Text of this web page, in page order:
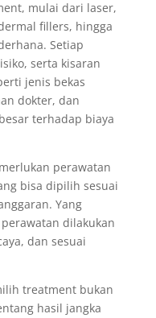
mulai dari laser,
fillers, hingga
Setiap
serta kisaran
jenis bekas
dokter, dan
terhadap biaya
perawatan
bisa dipilih sesuai
Yang
dilakukan
dan sesuai
treatment bukan
hasil jangka